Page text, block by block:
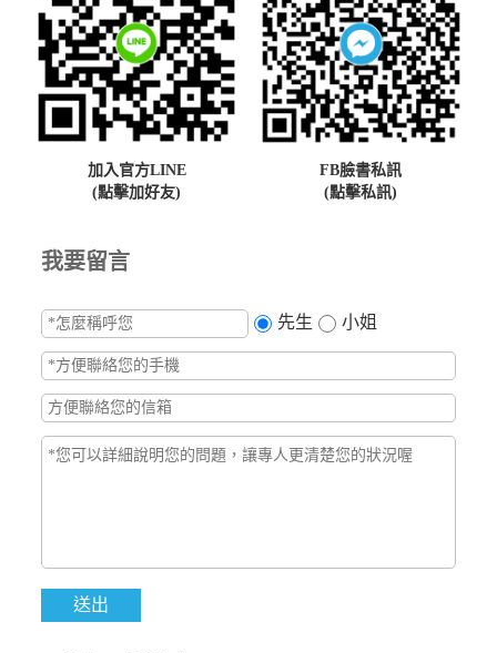
加入官方LINE
(點擊加好友)
FB臉書私訊
(點擊私訊)
我要留言
先生 小姐